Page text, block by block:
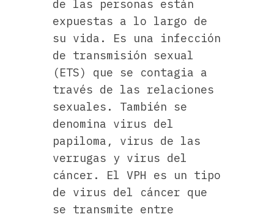
de las personas están
expuestas a lo largo de
su vida. Es una infección
de transmisión sexual
(ETS) que se contagia a
través de las relaciones
sexuales. También se
denomina virus del
papiloma, virus de las
verrugas y virus del
cáncer. El VPH es un tipo
de virus del cáncer que
se transmite entre